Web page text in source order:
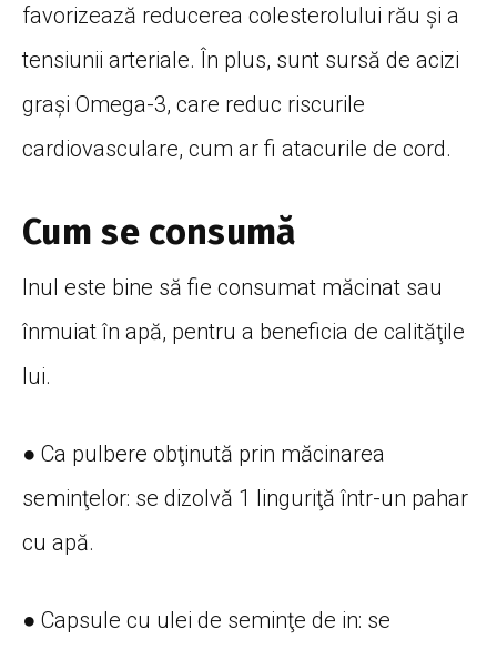
favorizează reducerea colesterolului rău și a
tensiunii arteriale. În plus, sunt sursă de acizi
graşi Omega-3, care reduc riscurile
cardiovasculare, cum ar fi atacurile de cord.
Cum se consumă
Inul este bine să fie consumat măcinat sau
înmuiat în apă, pentru a beneficia de calităţile
lui.
● Ca pulbere obţinută prin măcinarea
seminţelor: se dizolvă 1 linguriţă într-un pahar
cu apă.
● Capsule cu ulei de seminţe de in: se